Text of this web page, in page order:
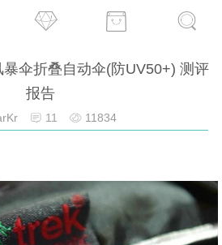
伞折叠自动伞(防UV50+) 测评
报告
11 11834